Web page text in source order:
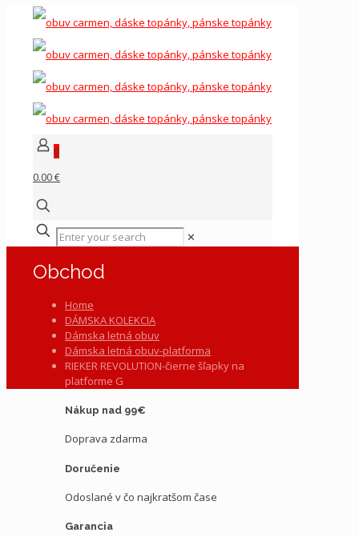
0
0.00 €
✕
Obchod
Home
DÁMSKA KOLEKCIA
Dámska letná obuv
Dámska letná obuv-platforma
RIEKER REVOLUTION-čierne šľapky na
platforme G
Nákup nad 99€
Doprava zdarma
Doručenie
Odoslané v čo najkratšom čase
Garancia